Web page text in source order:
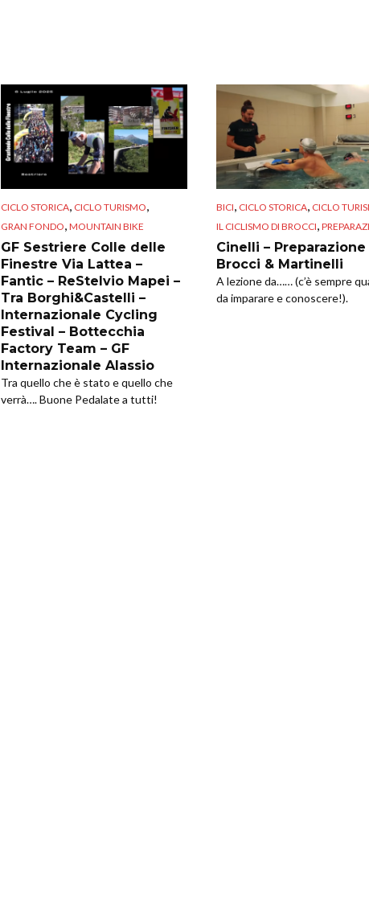
CICLO STORICA, CICLO TURISMO,
GRAN FONDO, MOUNTAIN BIKE
GF Sestriere Colle delle
Finestre Via Lattea –
Fantic – ReStelvio Mapei –
Tra Borghi&Castelli –
Internazionale Cycling
Festival – Bottecchia
Factory Team – GF
Internazionale Alassio
Tra quello che è stato e quello che
verrà…. Buone Pedalate a tutti!
BICI, CICLO STORICA, CICLO
IL CICLISMO DI BROCCI,
Cinelli – Preparazione
Brocci & Martinelli
A lezione da…… (c’è sempre
da imparare e conoscere!).